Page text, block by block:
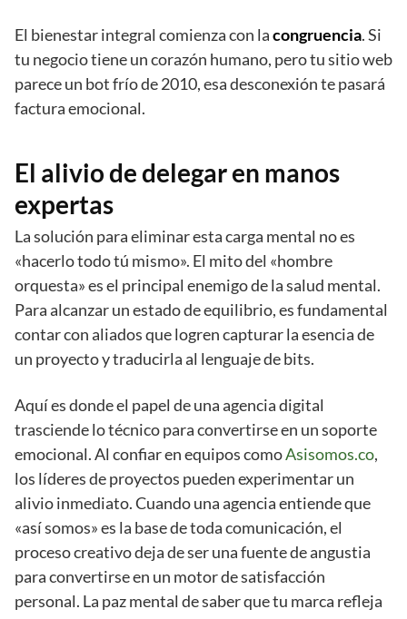
El bienestar integral comienza con lacongruencia. Si
tu negocio tiene un corazón humano, pero tu sitio web
parece un bot frío de 2010, esa desconexión te pasará
factura emocional.
El alivio de delegar en manos
expertas
La solución para eliminar esta carga mental no es
«hacerlo todo tú mismo». El mito del «hombre
orquesta» es el principal enemigo de la salud mental.
Para alcanzar un estado de equilibrio, es fundamental
contar con aliados que logren capturar la esencia de
un proyecto y traducirla al lenguaje de bits.
Aquí es donde el papel de una agencia digital
trasciende lo técnico para convertirse en un soporte
emocional. Al confiar en equipos comoAsisomos.co,
los líderes de proyectos pueden experimentar un
alivio inmediato. Cuando una agencia entiende que
«así somos» es la base de toda comunicación, el
proceso creativo deja de ser una fuente de angustia
para convertirse en un motor de satisfacción
personal. La paz mental de saber que tu marca refleja